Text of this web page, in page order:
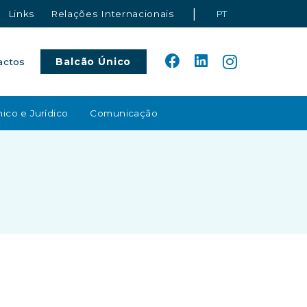
Links Relações Internacionais | PT
Balcão Único
e Jurídico Comunicação